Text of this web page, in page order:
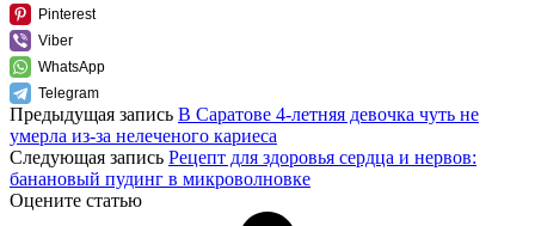
Pinterest
Viber
WhatsApp
Telegram
Предыдущая запись В Саратове 4-летняя девочка чуть не
умерла из-за нелеченого кариеса
Следующая запись Рецепт для здоровья сердца и нервов:
банановый пудинг в микроволновке
Оцените статью